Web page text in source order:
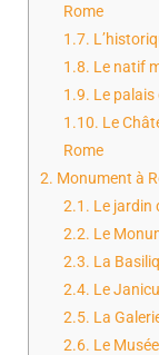
Rome
1.7.
1.8. Le natif
1.9. Le
1.10. Le
Rome
2. Monument à
2.1. Le jardin
2.2. Le
2.3. La
2.4. Le
2.5. La
2.6. Le